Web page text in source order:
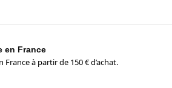
en France
à partir de 150 € d’achat.